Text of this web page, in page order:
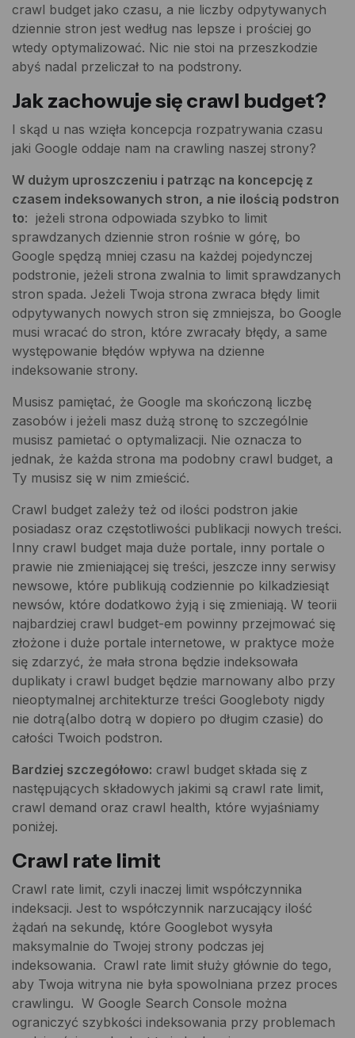
crawl budget jako czasu, a nie liczby odpytywanych
dziennie stron jest według nas lepsze i prościej go
wtedy optymalizować. Nic nie stoi na przeszkodzie
abyś nadal przeliczał to na podstrony.
Jak zachowuje się crawl budget?
I skąd u nas wzięła koncepcja rozpatrywania czasu
jaki Google oddaje nam na crawling naszej strony?
W dużym uproszczeniu i patrząc na koncepcję z
czasem indeksowanych stron, a nie ilością podstron
to: jeżeli strona odpowiada szybko to limit
sprawdzanych dziennie stron rośnie w górę, bo
Google spędzą mniej czasu na każdej pojedynczej
podstronie, jeżeli strona zwalnia to limit sprawdzanych
stron spada. Jeżeli Twoja strona zwraca błędy limit
odpytywanych nowych stron się zmniejsza, bo Google
musi wracać do stron, które zwracały błędy, a same
występowanie błędów wpływa na dzienne
indeksowanie strony.
Musisz pamiętać, że Google ma skończoną liczbę
zasobów i jeżeli masz dużą stronę to szczególnie
musisz pamietać o optymalizacji. Nie oznacza to
jednak, że każda strona ma podobny crawl budget, a
Ty musisz się w nim zmieścić.
Crawl budget zależy też od ilości podstron jakie
posiadasz oraz częstotliwości publikacji nowych treści.
Inny crawl budget maja duże portale, inny portale o
prawie nie zmieniającej się treści, jeszcze inny serwisy
newsowe, które publikują codziennie po kilkadziesiąt
newsów, które dodatkowo żyją i się zmieniają. W teorii
najbardziej crawl budget-em powinny przejmować się
złożone i duże portale internetowe, w praktyce może
się zdarzyć, że mała strona będzie indeksowała
duplikaty i crawl budget będzie marnowany albo przy
nieoptymalnej architekturze treści Googleboty nigdy
nie dotrą(albo dotrą w dopiero po długim czasie) do
całości Twoich podstron.
Bardziej szczegółowo: crawl budget składa się z
następujących składowych jakimi są crawl rate limit,
crawl demand oraz crawl health, które wyjaśniamy
poniżej.
Crawl rate limit
Crawl rate limit, czyli inaczej limit współczynnika
indeksacji. Jest to współczynnik narzucający ilość
żądań na sekundę, które Googlebot wysyła
maksymalnie do Twojej strony podczas jej
indeksowania. Crawl rate limit służy głównie do tego,
aby Twoja witryna nie była spowolniana przez proces
crawlingu. W Google Search Console można
ograniczyć szybkości indeksowania przy problemach